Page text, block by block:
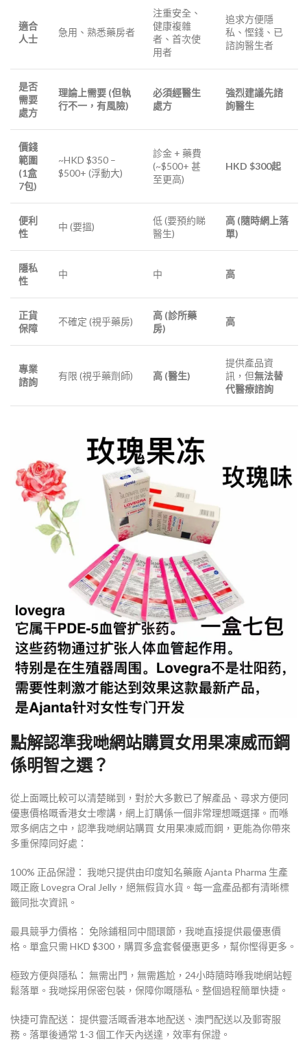
適合
人士
急用、熟悉藥房者
注重安全、
健康複雜
者、首次使
用者
追求方便隱
私、慳錢、已
諮詢醫生者
是否
需要
處方
理論上需要 (但執
行不一，有風險)
必須經醫生
處方
強烈建議先諮
詢醫生
價錢
範圍
(1盒
7包)
~HKD $350 –
$500+ (浮動大)
診金 + 藥費
(~$500+ 甚
至更高)
HKD $300起
便利
性
中 (要搵)
低 (要預約睇
醫生)
高 (隨時網上落
單)
隱私
性
中 中 高
正貨
保障
不確定 (視乎藥房)
高 (診所藥
房)
高
專業
諮詢
有限 (視乎藥劑師) 高 (醫生)
提供產品資
訊，但無法替
代醫療諮詢
點解認準我哋網站購買女用果凍威而鋼
係明智之選？
從上面嘅比較可以清楚睇到，對於大多數已了解產品、尋求方便同
優惠價格嘅香港女士嚟講，網上訂購係一個非常理想嘅選擇。而喺
眾多網店之中，認準我哋網站購買 女用果凍威而鋼，更能為你帶來
多重保障同好處：
100% 正品保證： 我哋只提供由印度知名藥廠 Ajanta Pharma 生產
嘅正廠 Lovegra Oral Jelly，絕無假貨水貨。每一盒產品都有清晰標
籤同批次資訊。
最具競爭力價格： 免除鋪租同中間環節，我哋直接提供最優惠價
格。單盒只需 HKD $300，購買多盒套餐優惠更多，幫你慳得更多。
極致方便與隱私： 無需出門，無需尷尬，24小時隨時喺我哋網站輕
鬆落單。我哋採用保密包裝，保障你嘅隱私。整個過程簡單快捷。
快捷可靠配送： 提供靈活嘅香港本地配送、澳門配送以及郵寄服
務。落單後通常 1-3 個工作天內送達，效率有保證。